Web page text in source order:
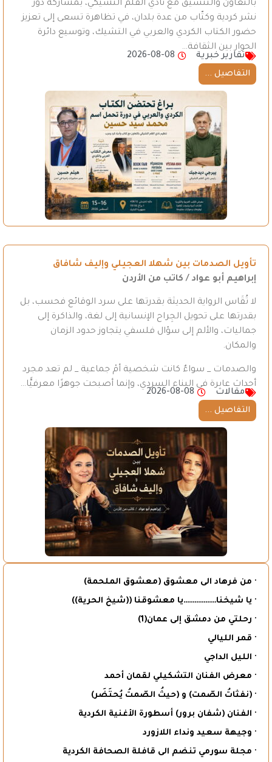
بالتعاون والتنسيق مع نادي القلم التشيكي، بمشاركة دور
نشر كردية وكتّاب من عدة بلدان، في تظاهرة تسعى إلى تعزيز
حضور الكتاب الكردي والعربي في التشيك، وتوسيع دائرة
الحوار بين الثقافة…
تقارير خبرية
2026-08-08
التفاصيل ...
تأويل الصدمات بين شهلا العجيلي وإليف شافاق
إبراهيم أبو عواد / كاتب من الأردن
لا تُقَاس الرواية الحديثة بقدرتها على سرد الوقائع فحسب، بل
بقدرتها على تحويل الجِراح الإنسانية إلى لغة، والذاكرة إلى
جماليات، والألم إلى سؤال فلسفي يتجاوز حدود الزمان
والمكان.
والصدمات _ سواءٌ كانت شخصية أمْ جماعية _ لم تعد مجرد
أحداث عابرة في البناء السردي، وإنما أصبحت جوهرًا معرفيًّا…
مقالات
2026-08-08
التفاصيل ...
· من فرهاد الى معشوق (معشوق الملحمة)
· يا شيخنا………………يا معشوقنا ((شيخ الحرية))
· رحلتي من دمشق إلى عمان(1)
· قمر الليالي
· الليل الداجي
· معرض الفنان التشكيلي لقمان أحمد
· (نفثاتُ الصّمت) و (حيثُ الصّمتُ يُحتَضَر)
· الفنان (شفان برور) أسطورة الأغنية الكردية
· وجيهة سعيد ونداء اللازورد
· مجلة سورمي تنضم الى قافلة الصحافة الكردية